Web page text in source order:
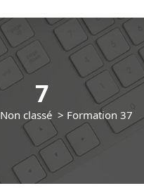
7
Non classé> Formation 37